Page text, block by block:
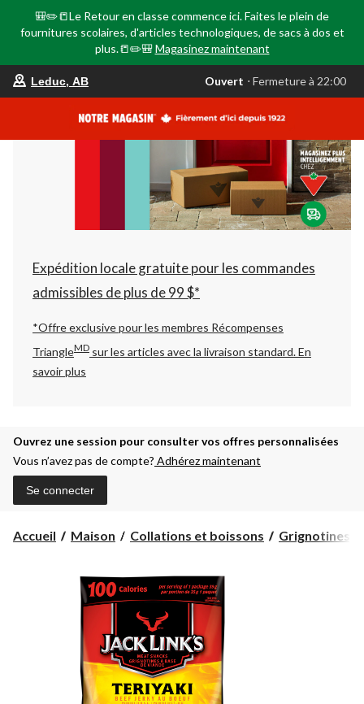
🎒✏️📒Le Retour en classe commence ici. Faites le plein de
fournitures scolaires, d'articles technologiques, de sacs à dos et
plus.📒✏️🎒 Magasinez maintenant
votre
est
AB,
Ouvert,
Fermeture
à
22:00
changer
Leduc, AB Ouvert ⋅ Fermeture à 22:00
Expédition locale gratuite pour les commandes
admissibles de plus de 99 $*
*Offre exclusive pour les membres Récompenses
TriangleMD sur les articles avec la livraison standard.En
savoir plus
Ouvrez une session pour consulter vos offres personnalisées
Vous n’avez pas de compte? Adhérez maintenant
Se connecter
Accueil Maison Collations et boissons Grignotines,